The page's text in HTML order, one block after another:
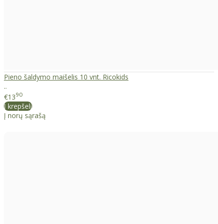
Pieno šaldymo maišelis 10 vnt. Ricokids
..
€1390
Į krepšelį
Į norų sąrašą